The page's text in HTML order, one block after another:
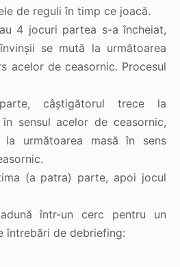
de reguli în timp ce joacă.
4 jocuri partea s-a încheiat,
se mută la următoarea
acelor de ceasornic. Procesul
câștigătorul trece la
sensul acelor de ceasornic,
următoarea masă în sens
(a patra) parte, apoi jocul
într-un cerc pentru un
întrebări de debriefing: